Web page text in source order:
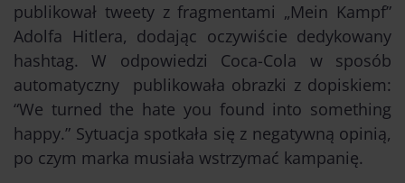
publikował tweety z fragmentami „Mein Kampf”
Adolfa Hitlera, dodając oczywiście dedykowany
hashtag. W odpowiedzi Coca-Cola w sposób
automatyczny publikowała obrazki z dopiskiem:
“We turned the hate you found into something
happy.” Sytuacja spotkała się z negatywną opinią,
po czym marka musiała wstrzymać kampanię.